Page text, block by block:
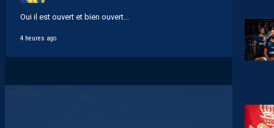
Oui il est ouvert et bien ouvert...
4 heures ago